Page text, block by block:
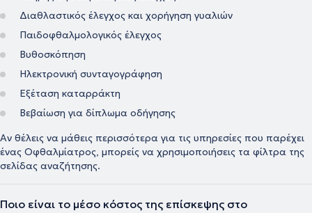
Διαθλαστικός έλεγχος και χορήγηση γυαλιών
Παιδοφθαλμολογικός έλεγχος
Βυθοσκόπηση
Ηλεκτρονική συνταγογράφηση
Εξέταση καταρράκτη
Βεβαίωση για δίπλωμα οδήγησης
Αν θέλεις να μάθεις περισσότερα για τις υπηρεσίες που παρέχει
ένας Οφθαλμίατρος, μπορείς να χρησιμοποιήσεις τα φίλτρα της
σελίδας αναζήτησης.
Ποιο είναι το μέσο κόστος της επίσκεψης στο